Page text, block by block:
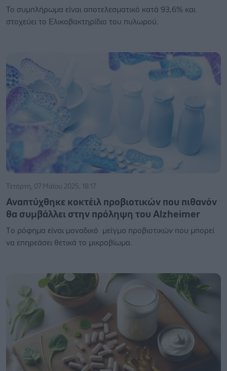
Το συμπλήρωμα είναι αποτελεσματικό κατά 93,6% και
στοχεύει το Ελικοβακτηρίδιο του πυλωρού.
Τετάρτη, 07 Μαΐου 2025, 18:17
Αναπτύχθηκε κοκτέιλ προβιοτικών που πιθανόν
θα συμβάλλει στην πρόληψη του Alzheimer
Tο ρόφημα είναι μοναδικό μείγμα προβιοτικών που μπορεί
να επηρεάσει θετικά το μικροβίωμα.